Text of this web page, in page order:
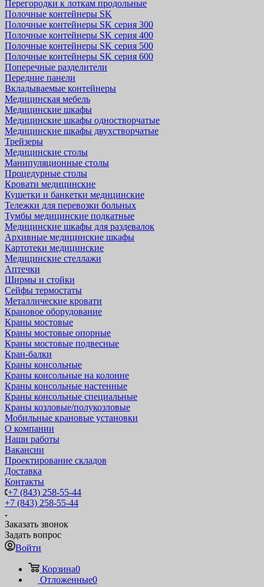
Перегородки к лоткам продольные
Полочные контейнеры SK
Полочные контейнеры SK серия 300
Полочные контейнеры SK серия 400
Полочные контейнеры SK серия 500
Полочные контейнеры SK серия 600
Поперечные разделители
Передние панели
Вкладываемые контейнеры
Медицинская мебель
Медицинские шкафы
Медицинские шкафы одностворчатые
Медицинские шкафы двухстворчатые
Трейзеры
Медицинские столы
Манипуляционные столы
Процедурные столы
Кровати медицинские
Кушетки и банкетки медицинские
Тележки для перевозки больных
Тумбы медицинские подкатные
Медицинские шкафы для раздевалок
Архивные медицинские шкафы
Картотеки медицинские
Медицинские стеллажи
Аптечки
Ширмы и стойки
Сейфы термостаты
Металлические кровати
Крановое оборудование
Краны мостовые
Краны мостовые опорные
Краны мостовые подвесные
Кран-балки
Краны консольные
Краны консольные на колонне
Краны консольные настенные
Краны консольные специальные
Краны козловые/полукозловые
Мобильные крановые установки
О компании
Наши работы
Вакансии
Проектирование складов
Доставка
Контакты
+7 (843) 258-55-44
+7 (843) 258-55-44
Заказать звонок
Задать вопрос
Войти
Корзина0
Отложенные0